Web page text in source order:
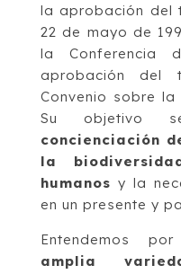
la aprobación del
22 de mayo de
la Conferencia
aprobación del
Convenio sobre
Su objetivo
concienciación
la
humanos y la
en un presente y
Entendemos
amplia